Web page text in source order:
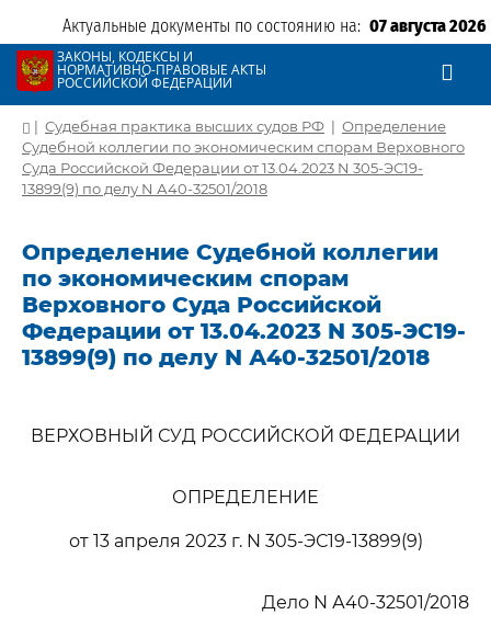
Актуальные документы по состоянию на: 07 августа 2026
ЗАКОНЫ, КОДЕКСЫ И
НОРМАТИВНО-ПРАВОВЫЕ АКТЫ
РОССИЙСКОЙ ФЕДЕРАЦИИ
| Судебная практика высших судов РФ | Определение
Судебной коллегии по экономическим спорам Верховного
Суда Российской Федерации от 13.04.2023 N 305-ЭС19-
13899(9) по делу N А40-32501/2018
Определение Судебной коллегии
по экономическим спорам
Верховного Суда Российской
Федерации от 13.04.2023 N 305-ЭС19-
13899(9) по делу N А40-32501/2018
ВЕРХОВНЫЙ СУД РОССИЙСКОЙ ФЕДЕРАЦИИ
ОПРЕДЕЛЕНИЕ
от 13 апреля 2023 г. N 305-ЭС19-13899(9)
Дело N А40-32501/2018